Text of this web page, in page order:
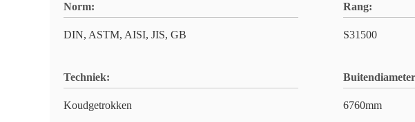
Norm:
DIN, ASTM, AISI, JIS, GB
Rang:
S31500
Techniek:
Koudgetrokken 6760mm